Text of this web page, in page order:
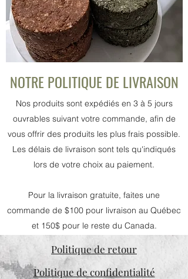
NOTRE POLITIQUE DE LIVRAISON
Nos produits sont expédiés en 3 à 5 jours
ouvrables suivant votre commande, afin de
vous offrir des produits les plus frais possible.
Les délais de livraison sont tels qu'indiqués
lors de votre choix au paiement.
Pour la livraison gratuite, faites une
commande de $100 pour livraison au Québec
et 150$ pour le reste du Canada.
Politique de retour
Politique de confidentialité